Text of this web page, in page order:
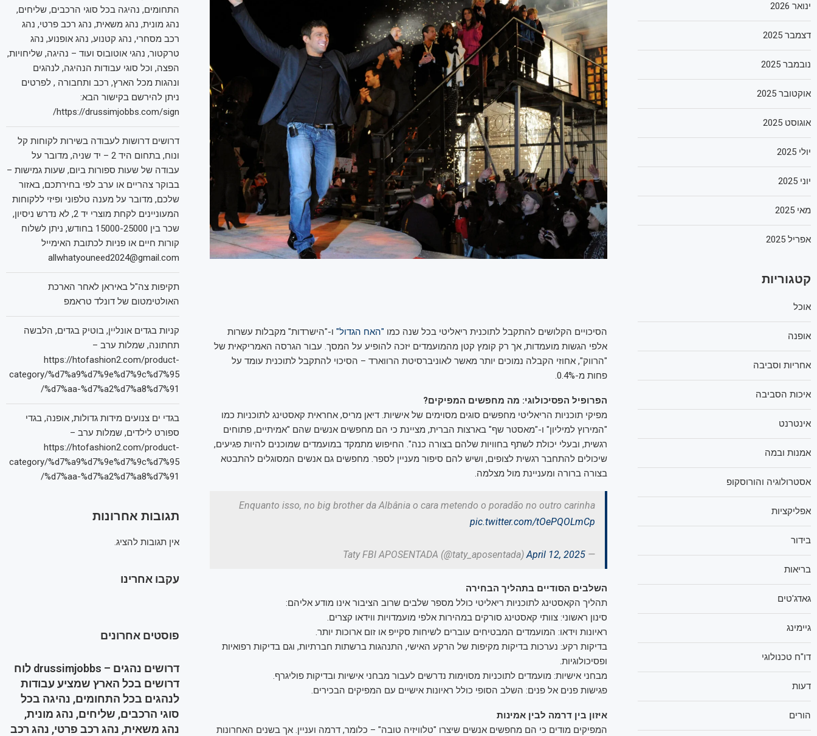
הסיכויים הקלושים להתקבל לתוכנית ריאליטי בכל שנה כמו "האח הגדול"ו-"הישרדות" מקבלות עשרות
אלפי הגשות מועמדות, אך רק קומץ קטן מהמועמדים יזכה להופיע על המסך. עבור הגרסה האמריקאית של
"הרווק", אחוזי הקבלה נמוכים יותר מאשר לאוניברסיטת הרווארד – הסיכוי להתקבל לתוכנית עומד על
פחות מ-0.4%.
הפרופיל הפסיכולוגי: מה מחפשים המפיקים?
מפיקי תוכניות הריאליטי מחפשים סוגים מסוימים של אישיות. דיאן מריס, אחראית קאסטינג לתוכניות כמו
"המירוץ למיליון" ו-"מאסטר שף" בארצות הברית, מציינת כי הם מחפשים אנשים שהם "אמיתיים, פתוחים
רגשית, ובעלי יכולת לשתף בחוויות שלהם בצורה כנה". החיפוש מתמקד במועמדים שמוכנים להיות פגיעים,
שיכולים להתחבר רגשית לצופים, ושיש להם סיפור מעניין לספר. מחפשים גם אנשים המסוגלים להתבטא
בצורה ברורה ומעניינת מול מצלמה.
Enquanto isso, no big brother da Albânia o cara metendo o poradão no outro carinha
pic.twitter.com/tOePQOLmCp
— Taty FBI APOSENTADA (@taty_aposentada)
April 12, 2025
השלבים הסודיים בתהליך הבחירה
תהליך הקאסטינג לתוכניות ריאליטי כולל מספר שלבים שרוב הציבור אינו מודע אליהם:
סינון ראשוני: צוותי קאסטינג סורקים במהירות אלפי מועמדויות ווידאו קצרים.
ראיונות וידאו: המועמדים המבטיחים עוברים לשיחות סקייפ או זום ארוכות יותר.
בדיקות רקע: נערכות בדיקות מקיפות של הרקע האישי, התנהגות ברשתות חברתיות, וגם בדיקות רפואיות
ופסיכולוגיות.
מבחני אישיות: מועמדים לתוכניות מסוימות נדרשים לעבור מבחני אישיות ובדיקות פוליגרף.
פגישות פנים אל פנים: השלב הסופי כולל ראיונות אישיים עם המפיקים הבכירים.
איזון בין דרמה לבין אמינות
המפיקים מודים כי הם מחפשים אנשים שיצרו "טלוויזיה טובה" – כלומר, דרמה ועניין. אך בשנים האחרונות
התחומים, נהיגה בכל סוגי הרכבים, שליחים,
נהג מונית, נהג משאית, נהג רכב פרטי, נהג
רכב מסחרי, נהג קטנוע, נהג אופנוע, נהג
טרקטור, נהגי אוטובוס ועוד – נהיגה, שליחויות,
הפצה, וכל סוגי עבודות הנהיגה, לנהגים
ונהגות מכל הארץ, רכב ותחבורה , לפרטים
ניתן להירשם בקישור הבא:
https://drussimjobbs.com/sign/
דרושים דרושות לעבודה בשירות לקוחות קל
ונוח, בתחום היד 2 – יד שניה, מדובר על
עבודה של שעות ספורות ביום, שעות גמישות –
בבוקר צהריים או ערב לפי בחירתכם, באזור
שלכם, מדובר על מענה טלפוני ופיזי ללקוחות
המעוניינים לקחת מוצרי יד 2, לא נדרש ניסיון,
שכר בין 15000-25000 בחודש, ניתן לשלוח
קורות חיים או פניות לכתובת האימייל
allwhatyouneed2024@gmail.com
תקיפות צה"ל באיראן לאחר הארכת
האולטימטום של דונלד טראמפ
קניות בגדים אונליין, בוטיק בגדים, הלבשה
תחתונה, שמלות ערב –
https://htofashion2.com/product-
category/%d7%a9%d7%9e%d7%9c%d7%95
%d7%aa-%d7%a2%d7%a8%d7%91/
בגדי ים צנועים מידות גדולות, אופנה, בגדי
ספורט לילדים, שמלות ערב –
https://htofashion2.com/product-
category/%d7%a9%d7%9e%d7%9c%d7%95
%d7%aa-%d7%a2%d7%a8%d7%91/
תגובות אחרונות
אין תגובות להציג.
עקבו אחרינו
פוסטים אחרונים
דרושים נהגים – drussimjobbs לוח
דרושים בכל הארץ שמציע עבודות
לנהגים בכל התחומים, נהיגה בכל
סוגי הרכבים, שליחים, נהג מונית,
נהג משאית, נהג רכב פרטי, נהג רכב
ינואר 2026
דצמבר 2025
נובמבר 2025
אוקטובר 2025
אוגוסט 2025
יולי 2025
יוני 2025
מאי 2025
אפריל 2025
קטגוריות
אוכל
אופנה
אחריות וסביבה
איכות הסביבה
אינטרנט
אמנות ובמה
אסטרולוגיה והורוסקופ
אפליקציות
בידור
בריאות
גאדג'טים
גיימינג
דו"ח טכנולוגי
דעות
הורים